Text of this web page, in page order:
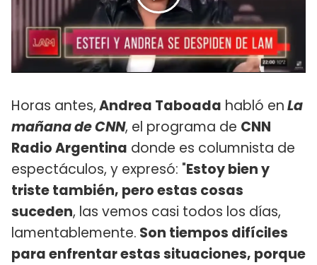
Horas antes,Andrea Taboada habló enLa
mañana de CNN, el programa de CNN
Radio Argentina donde es columnista de
espectáculos, y expresó: "Estoy bien y
triste también, pero estas cosas
suceden, las vemos casi todos los días,
lamentablemente. Son tiempos difíciles
para enfrentar estas situaciones, porque